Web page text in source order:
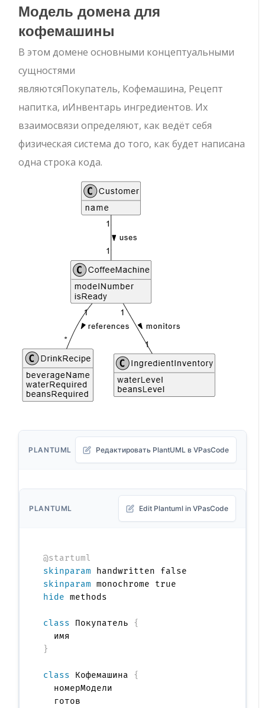
Модель домена для
кофемашины
В этом домене основными концептуальными
сущностями
являютсяПокупатель, Кофемашина, Рецепт
напитка, иИнвентарь ингредиентов. Их
взаимосвязи определяют, как ведёт себя
физическая система до того, как будет написана
одна строка кода.
PLANTUML Редактировать PlantUML в VPasCode
PLANTUML Edit Plantuml in VPasCode
@startuml
skinparam
skinparam
hide methods
class Покупатель {
}
class Кофемашина {
  номерМодели